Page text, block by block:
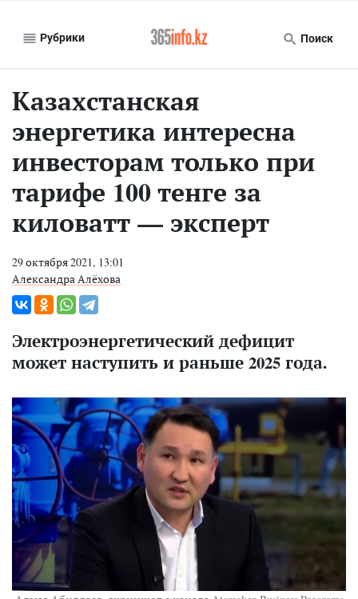
Рубрики Поиск
Казахстанская
энергетика интересна
инвесторам только при
тарифе 100 тенге за
киловатт — эксперт
29 октября 2021, 13:01
Александра Алёхова
Электроэнергетический дефицит
может наступить и раньше 2025 года.